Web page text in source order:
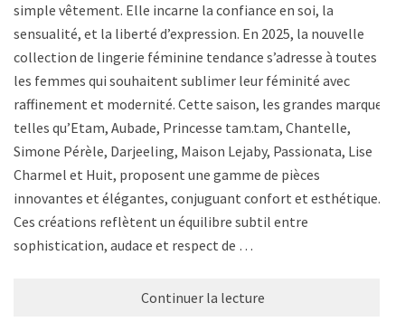
simple vêtement. Elle incarne la confiance en soi, la
sensualité, et la liberté d’expression. En 2025, la nouvelle
collection de lingerie féminine tendance s’adresse à toutes
les femmes qui souhaitent sublimer leur féminité avec
raffinement et modernité. Cette saison, les grandes marques
telles qu’Etam, Aubade, Princesse tam.tam, Chantelle,
Simone Pérèle, Darjeeling, Maison Lejaby, Passionata, Lise
Charmel et Huit, proposent une gamme de pièces
innovantes et élégantes, conjuguant confort et esthétique.
Ces créations reflètent un équilibre subtil entre
sophistication, audace et respect de …
Continuer la lecture